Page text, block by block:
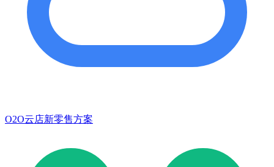
O2O云店新零售方案